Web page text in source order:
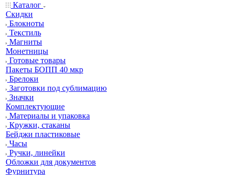
Каталог
Скидки
Блокноты
Текстиль
Магниты
Монетницы
Готовые товары
Пакеты БОПП 40 мкр
Брелоки
Заготовки под сублимацию
Значки
Комплектующие
Материалы и упаковка
Кружки, стаканы
Бейджи пластиковые
Часы
Ручки, линейки
Обложки для документов
Фурнитура